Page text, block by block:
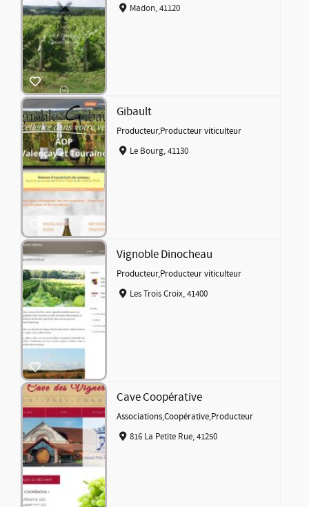
Madon, 41120
Gibault
Producteur,Producteur viticulteur
Le Bourg, 41130
Vignoble Dinocheau
Producteur,Producteur viticulteur
Les Trois Croix, 41400
Cave Coopérative
Associations,Coopérative,Producteur
816 La Petite Rue, 41250